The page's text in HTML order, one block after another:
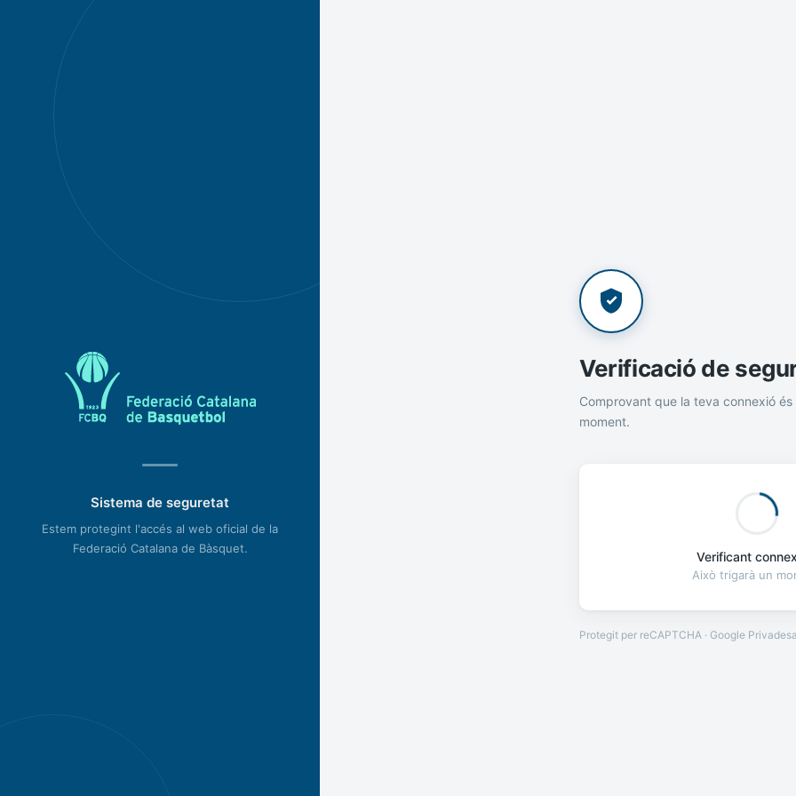
Sistema de seguretat
Estem protegint l'accés al web oficial de la
Federació Catalana de Bàsquet.
Verificació de
Comprovant que la teva connexió és
moment.
Verificant
Això trigarà un
Protegit per reCAPTCHA · Google Privadesa